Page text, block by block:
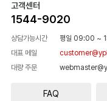
고객센터
1544-9020
상담가능시간 평일 09:00 ~
대표 메일
대량 주문
FAQ